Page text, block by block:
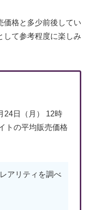
価格と多少前後してい
して参考程度に楽しみ
24日（月） 12時
トの平均販売価格
アリティを調べ